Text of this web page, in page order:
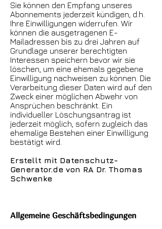
Sie können den Empfang unseres
Abonnements jederzeit kündigen, d.h.
Ihre Einwilligungen widerrufen. Wir
können die ausgetragenen E-
Mailadressen bis zu drei Jahren auf
Grundlage unserer berechtigten
Interessen speichern bevor wir sie
löschen, um eine ehemals gegebene
Einwilligung nachweisen zu können. Die
Verarbeitung dieser Daten wird auf den
Zweck einer möglichen Abwehr von
Ansprüchen beschränkt. Ein
individueller Löschungsantrag ist
jederzeit möglich, sofern zugleich das
ehemalige Bestehen einer Einwilligung
bestätigt wird.
Erstellt mit Datenschutz-
Generator.de von RA Dr. Thomas
Schwenke
Allgemeine Geschäftsbedingungen